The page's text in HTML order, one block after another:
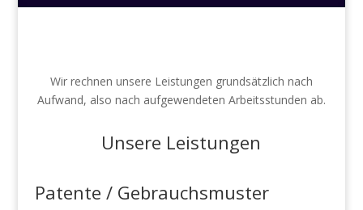
Wir rechnen unsere Leistungen grundsätzlich nach
Aufwand, also nach aufgewendeten Arbeitsstunden ab.
Unsere Leistungen
Patente / Gebrauchsmuster